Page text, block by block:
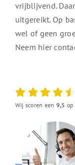
vrijblijvend.
uitgereikt. Op
wel of geen
Neem hier
Wij scoren een 9,5 op